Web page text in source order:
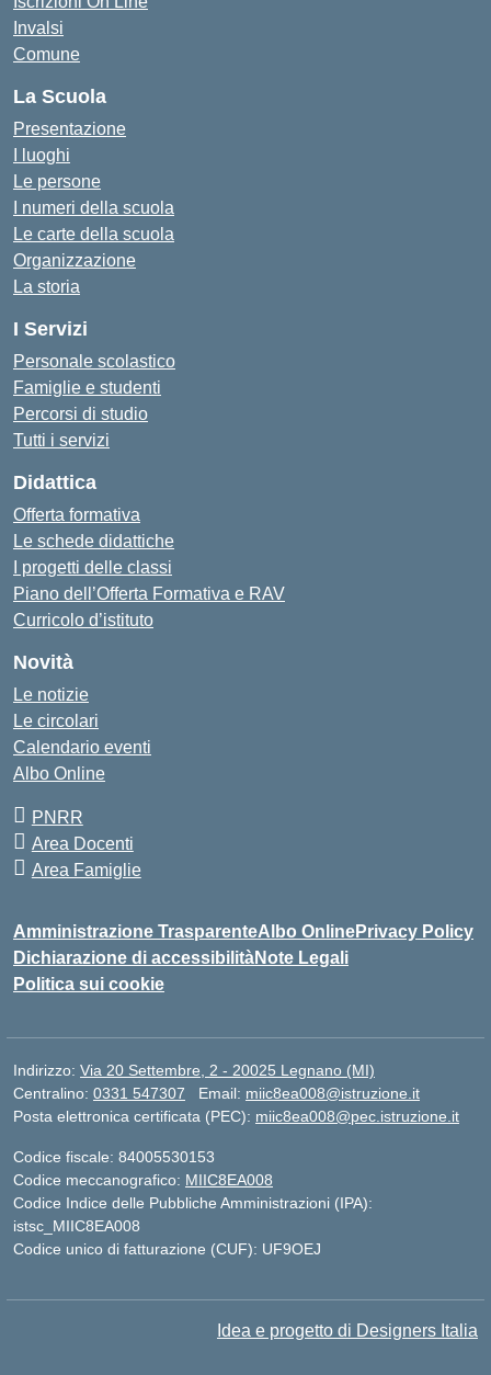
Invalsi
Comune
La Scuola
Presentazione
I luoghi
Le persone
I numeri della scuola
Le carte della scuola
Organizzazione
La storia
I Servizi
Personale scolastico
Famiglie e studenti
Percorsi di studio
Tutti i servizi
Didattica
Offerta formativa
Le schede didattiche
I progetti delle classi
Piano dell’Offerta Formativa e RAV
Curricolo d’istituto
Novità
Le notizie
Le circolari
Calendario eventi
Albo Online
PNRR
Area Docenti
Area Famiglie
Amministrazione TrasparenteAlbo OnlinePrivacy Policy
Dichiarazione di accessibilitàNote Legali
Politica sui cookie
Indirizzo: Via 20 Settembre, 2 - 20025 Legnano (MI)
Centralino: 0331 547307 Email: miic8ea008@istruzione.it
Posta elettronica certificata (PEC): miic8ea008@pec.istruzione.it
Codice fiscale: 84005530153
Codice meccanografico: MIIC8EA008
Codice Indice delle Pubbliche Amministrazioni (IPA):
istsc_MIIC8EA008
Codice unico di fatturazione (CUF): UF9OEJ
Idea e progetto di Designers Italia